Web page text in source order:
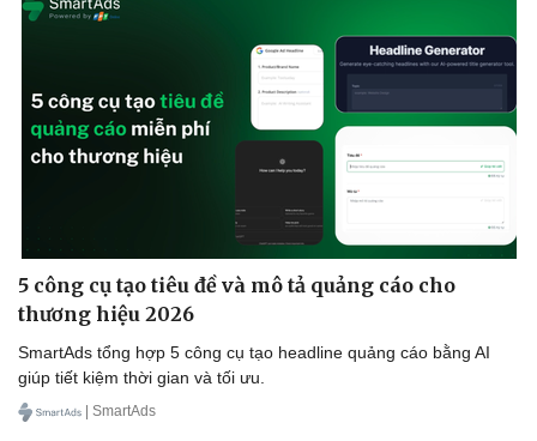
5 công cụ tạo tiêu đề và mô tả quảng cáo cho
thương hiệu 2026
SmartAds tổng hợp 5 công cụ tạo headline quảng cáo bằng AI
giúp tiết kiệm thời gian và tối ưu.
| SmartAds